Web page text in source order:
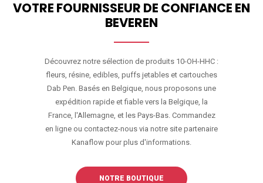
VOTRE FOURNISSEUR DE CONFIANCE EN
BEVEREN
Découvrez notre sélection de produits 10-OH-HHC :
fleurs, résine, edibles, puffs jetables et cartouches
Dab Pen. Basés en Belgique, nous proposons une
expédition rapide et fiable vers la Belgique, la
France, l'Allemagne, et les Pays-Bas. Commandez
en ligne ou contactez-nous via notre site partenaire
Kanaflow pour plus d'informations.
NOTRE BOUTIQUE